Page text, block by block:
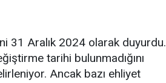
31 Aralık 2024 olarak duyurdu.
tarihi bulunmadığını
Ancak bazı ehliyet